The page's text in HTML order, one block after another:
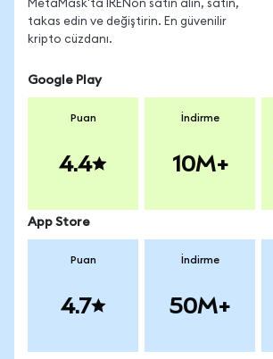
MetaMask'ta IRENon satın alın, satın,
takas edin ve değiştirin. En güvenilir
kripto cüzdanı.
Google Play
Puan
4.4
İndirme
10M+
App Store
Puan
4.7
İndirme
50M+